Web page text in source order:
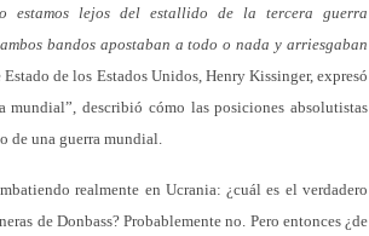
estamos lejos del estallido de la tercera guerra
bandos apostaban a todo o nada y arriesgaban
de los Estados Unidos, Henry Kissinger, expresó
describió cómo las posiciones absolutistas
de una guerra mundial.
realmente en Ucrania: ¿cuál es el verdadero
de Donbass? Probablemente no. Pero entonces ¿de